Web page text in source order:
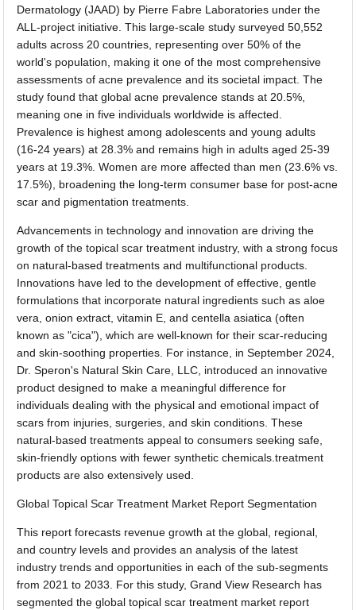
Dermatology (JAAD) by Pierre Fabre Laboratories under the
ALL-project initiative. This large-scale study surveyed 50,552
adults across 20 countries, representing over 50% of the
world's population, making it one of the most comprehensive
assessments of acne prevalence and its societal impact. The
study found that global acne prevalence stands at 20.5%,
meaning one in five individuals worldwide is affected.
Prevalence is highest among adolescents and young adults
(16-24 years) at 28.3% and remains high in adults aged 25-39
years at 19.3%. Women are more affected than men (23.6% vs.
17.5%), broadening the long-term consumer base for post-acne
scar and pigmentation treatments.
Advancements in technology and innovation are driving the
growth of the topical scar treatment industry, with a strong focus
on natural-based treatments and multifunctional products.
Innovations have led to the development of effective, gentle
formulations that incorporate natural ingredients such as aloe
vera, onion extract, vitamin E, and centella asiatica (often
known as "cica"), which are well-known for their scar-reducing
and skin-soothing properties. For instance, in September 2024,
Dr. Speron's Natural Skin Care, LLC, introduced an innovative
product designed to make a meaningful difference for
individuals dealing with the physical and emotional impact of
scars from injuries, surgeries, and skin conditions. These
natural-based treatments appeal to consumers seeking safe,
skin-friendly options with fewer synthetic chemicals.treatment
products are also extensively used.
Global Topical Scar Treatment Market Report Segmentation
This report forecasts revenue growth at the global, regional,
and country levels and provides an analysis of the latest
industry trends and opportunities in each of the sub-segments
from 2021 to 2033. For this study, Grand View Research has
segmented the global topical scar treatment market report